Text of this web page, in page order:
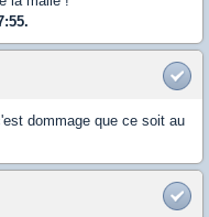
dommage que ce soit au